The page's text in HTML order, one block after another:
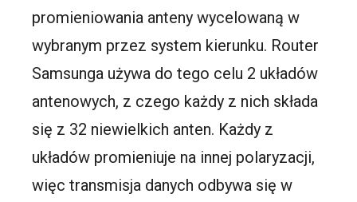
promieniowania anteny wycelowaną w
wybranym przez system kierunku. Router
Samsunga używa do tego celu 2 układów
antenowych, z czego każdy z nich składa
się z 32 niewielkich anten. Każdy z
układów promieniuje na innej polaryzacji,
więc transmisja danych odbywa się w